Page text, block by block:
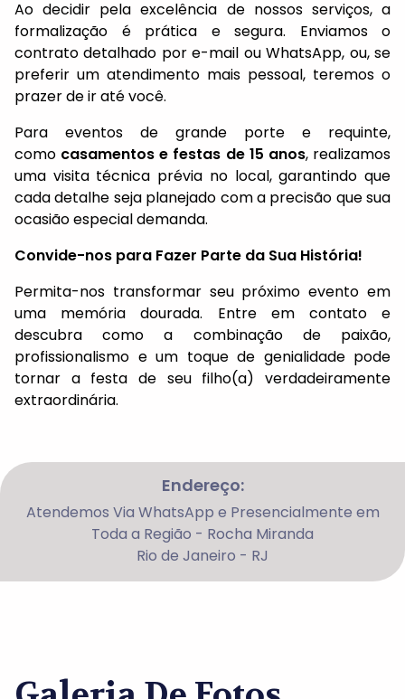
Ao decidir pela excelência de nossos serviços, a
formalização é prática e segura. Enviamos o
contrato detalhado por e-mail ou WhatsApp, ou, se
preferir um atendimento mais pessoal, teremos o
prazer de ir até você.
Para eventos de grande porte e requinte,
como casamentos e festas de 15 anos, realizamos
uma visita técnica prévia no local, garantindo que
cada detalhe seja planejado com a precisão que sua
ocasião especial demanda.
Convide-nos para Fazer Parte da Sua História!
Permita-nos transformar seu próximo evento em
uma memória dourada. Entre em contato e
descubra como a combinação de paixão,
profissionalismo e um toque de genialidade pode
tornar a festa de seu filho(a) verdadeiramente
extraordinária.
Endereço:
Atendemos Via WhatsApp e Presencialmente em
Toda a Região - Rocha Miranda
Rio de Janeiro - RJ